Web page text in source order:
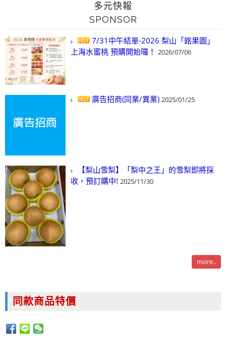
多元快報
SPONSOR
7/31中午結單-2026 梨山「銘果園」
上海水蜜桃 預購開始囉！ 2026/07/06
廣告招商(同業/異業) 2025/01/25
【梨山雪梨】「梨中之王」的雪梨即將採
收，預訂購中! 2025/11/30
more..
同款商品特價